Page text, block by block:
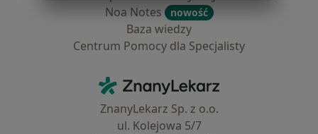
Noa Notes
nowość
Baza wiedzy
Centrum Pomocy dla Specjalisty
ZnanyLekarz - Strona główna
ZnanyLekarz Sp. z o.o.
ul. Kolejowa 5/7